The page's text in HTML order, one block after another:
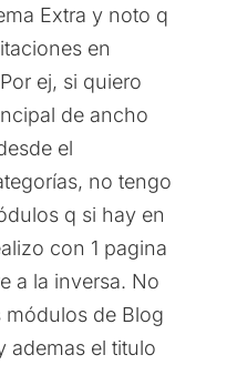
Extra y noto q
en
ej, si quiero
de ancho
el
no tengo
q si hay en
con 1 pagina
a la inversa. No
módulos de Blog
ademas el titulo